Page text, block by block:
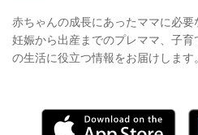
赤ちゃんの成長にあったママに必要
妊娠から出産までのプレママ、子
の生活に役立つ情報をお届けします。